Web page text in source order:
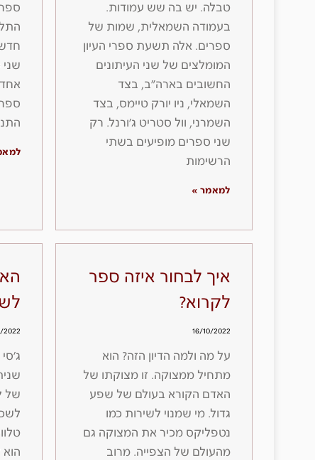
טבלה. יש בה שש עמודות.
בעמודה השמאלית, שמות של
ספרים. אלה תשעת ספרי העיון
המומלצים של שני העיתונים
החשובים בארה״ב, בצד
השמאלי, ניו יורק טיימס, בצד
השמרני, וול סטריט ג׳ורנל. רק
שני ספרים מופיעים בשתי
הרשימות
למאמר »
איך לבחור איזה ספר
לקרוא?
16/10/2022
על מה ולמה הדיון הזה? הוא
מתחיל ממצוקה. זו מצוקתו של
האדם הקורא בעולם של שפע
גדול. מי שמנוי לשירות כמו
נטפליקס מכיר את המצוקה גם
מהעולם של הצפייה. מרוב
2022
של
הוא